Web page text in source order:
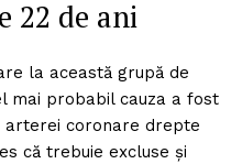
22 de ani
la această grupă de
mai probabil cauza a fost
arterei coronare drepte
că trebuie excluse și